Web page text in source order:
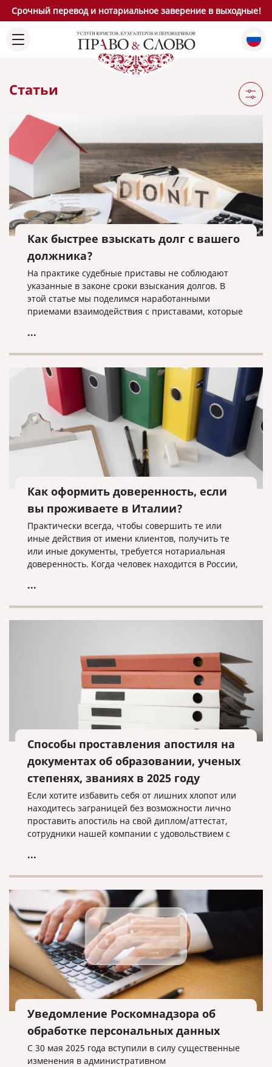
Срочный перевод и нотариальное заверение в выходные!
Статьи
Как быстрее взыскать долг с вашего
должника?
На практике судебные приставы не соблюдают
указанные в законе сроки взыскания долгов. В
этой статье мы поделимся наработанными
приемами взаимодействия с приставами, которые
должника.
...
Как оформить доверенность, если
вы проживаете в Италии?
Практически всегда, чтобы совершить те или
иные действия от имени клиентов, получить те
или иные документы, требуется нотариальная
доверенность. Когда человек находится в России,
контору и оформляет документ с нужными нам
...
Способы проставления апостиля на
документах об образовании, ученых
степенях, званиях в 2025 году
Если хотите избавить себя от лишних хлопот или
находитесь заграницей без возможности лично
проставить апостиль на свой диплом/аттестат,
сотрудники нашей компании с удовольствием с
...
Уведомление Роскомнадзора об
обработке персональных данных
С 30 мая 2025 года вступили в силу существенные
изменения в административном